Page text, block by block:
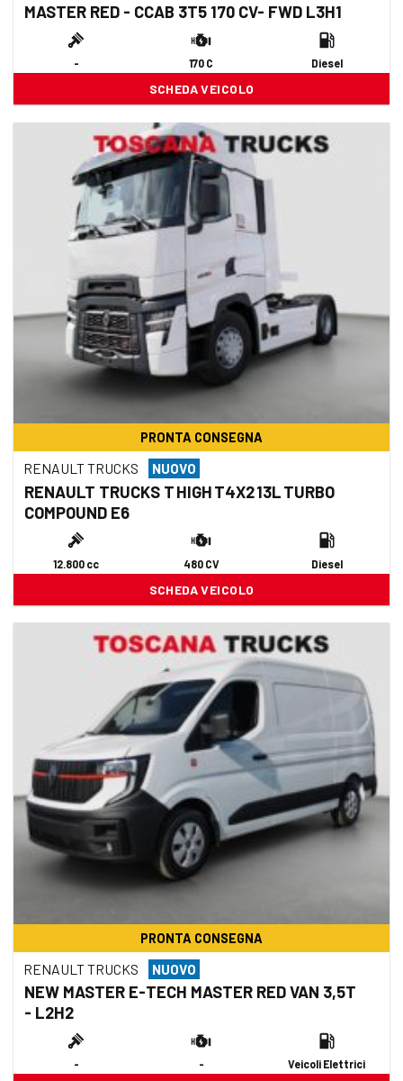
MASTER RED - CCAB 3T5 170 CV- FWD L3H1
- 170 C Diesel
SCHEDA VEICOLO
PRONTA CONSEGNA
RENAULT TRUCKS NUOVO
RENAULT TRUCKS T HIGH T4X2 13L TURBO
COMPOUND E6
12.800 cc 480 CV Diesel
SCHEDA VEICOLO
PRONTA CONSEGNA
RENAULT TRUCKS NUOVO
NEW MASTER E-TECH MASTER RED VAN 3,5T
- L2H2
- - Veicoli Elettrici